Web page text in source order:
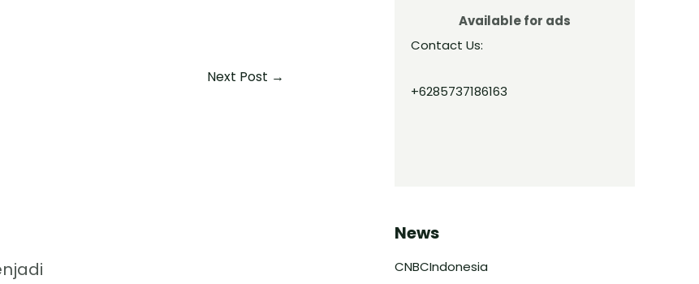
Next Post →
Available for ads
Contact Us:
+6285737186163
News
CNBCIndonesia